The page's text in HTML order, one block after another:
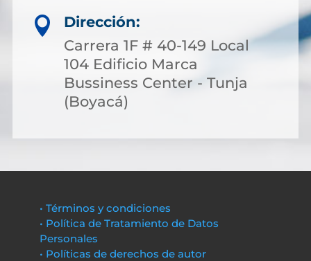

Dirección:
Carrera 1F # 40-149 Local
104 Edificio Marca
Bussiness Center - Tunja
(Boyacá)
• Términos y condiciones
• Política de Tratamiento de Datos
Personales
• Políticas de derechos de autor